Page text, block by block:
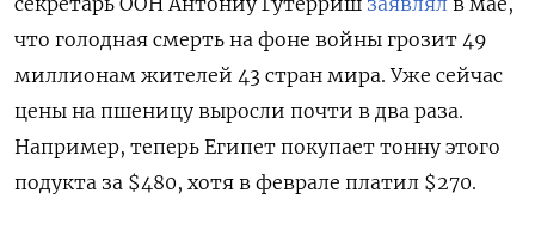
что голодная смерть на фоне войны грозит 49
миллионам жителей 43 стран мира. Уже сейчас
цены на пшеницу выросли почти в два раза.
Например, теперь Египет покупает тонну этого
подукта за $480, хотя в феврале платил $270.